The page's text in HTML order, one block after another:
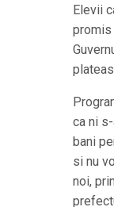
Elevii
promis
ca ni
bani
si nu
noi,